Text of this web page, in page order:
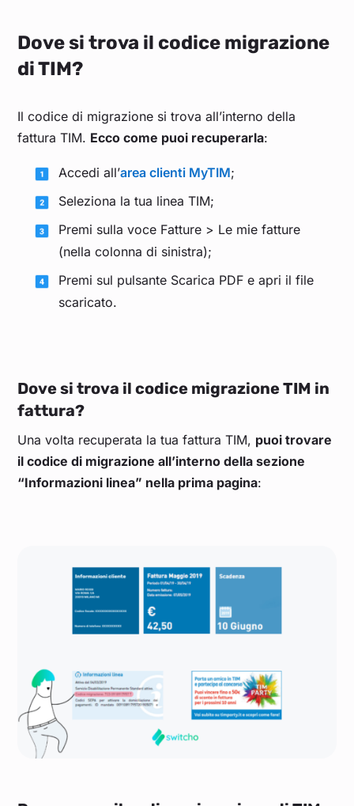
Dove si trova il codice migrazione
di TIM?
Il codice di migrazione si trova all’interno della
fattura TIM. Ecco come puoi recuperarla:
Accedi all’area clienti MyTIM;
Seleziona la tua linea TIM;
Premi sulla voce Fatture > Le mie fatture
(nella colonna di sinistra);
Premi sul pulsante Scarica PDF e apri il file
scaricato.
Dove si trova il codice migrazione TIM in
fattura?
Una volta recuperata la tua fattura TIM, puoi trovare
il codice di migrazione all’interno della sezione
“Informazioni linea” nella prima pagina: